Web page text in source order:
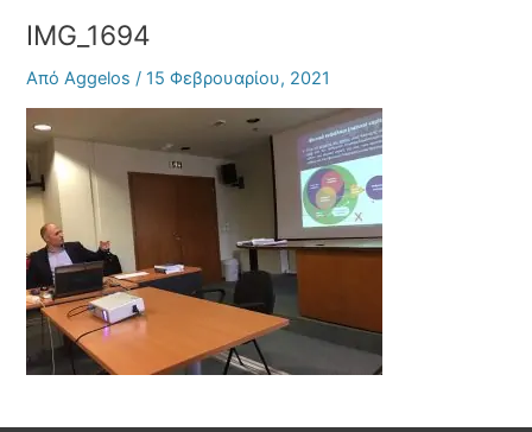
IMG_1694
ΑπόAggelos/15 Φεβρουαρίου, 2021